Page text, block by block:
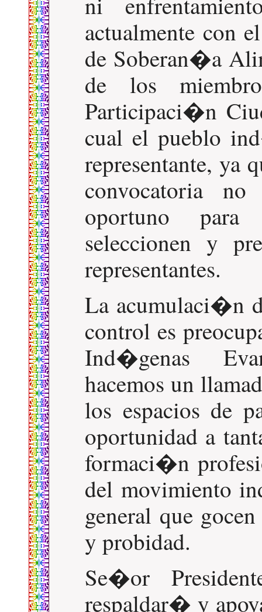
actualmente con
de Soberan�a
de los
Participaci�n
cual el pueblo
representante, ya
convocatoria
oportuno para
seleccionen y
representantes.
La acumulaci�n
control es
Ind�genas
hacemos un
los espacios de
oportunidad a
formaci�n
del movimiento
general que
y probidad.
Se�or
respaldar� y